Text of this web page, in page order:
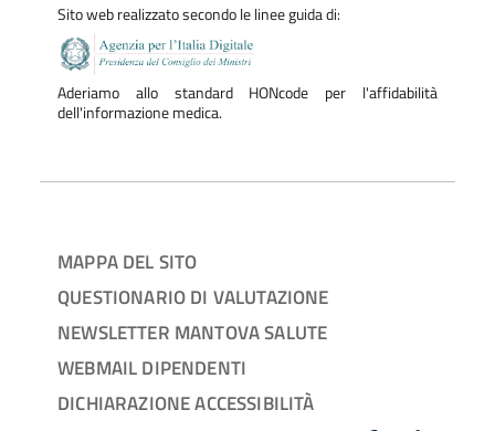
Sito web realizzato secondo le linee guida di:
Aderiamo allo standard HONcode per l'affidabilità
dell'informazione medica.
MAPPA DEL SITO
QUESTIONARIO DI VALUTAZIONE
NEWSLETTER MANTOVA SALUTE
WEBMAIL DIPENDENTI
DICHIARAZIONE ACCESSIBILITÀ